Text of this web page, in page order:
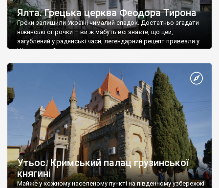
Ялта. Грецька церква Феодора Тирона
Греки залишили Україні чималий спадок. Достатньо згадати
ніжинські огірочки – ви ж мабуть всі знаєте, що цей,
загублений у радянські часи, легендарний рецепт привезли у
Ніжин греки?
Утьос. Кримський палац грузинської
княгині
Майже у кожному населеному пункті на південному узбережжі